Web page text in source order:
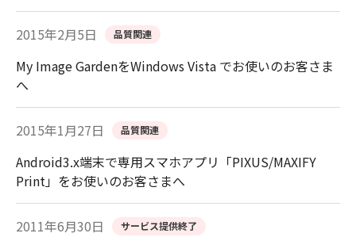
2015年2月5日 品質関連
My Image GardenをWindows Vista でお使いのお客さま
へ
2015年1月27日 品質関連
Android3.x端末で専用スマホアプリ「PIXUS/MAXIFY
Print」をお使いのお客さまへ
2011年6月30日 サービス提供終了